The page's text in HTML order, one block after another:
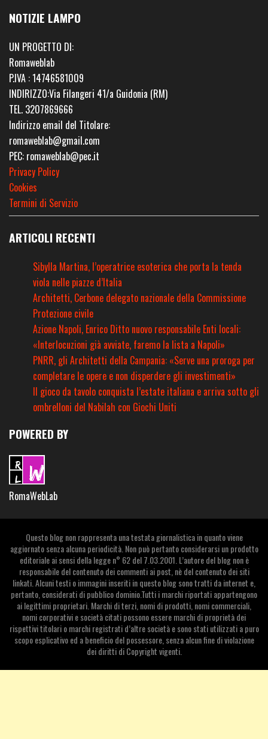
NOTIZIE LAMPO
UN PROGETTO DI:
Romaweblab
P.IVA : 14746581009
INDIRIZZO:Via Filangeri 41/a Guidonia (RM)
TEL. 3207869666
Indirizzo email del Titolare:
romaweblab@gmail.com
PEC: romaweblab@pec.it
Privacy Policy
Cookies
Termini di Servizio
ARTICOLI RECENTI
Sibylla Martina, l’operatrice esoterica che porta la tenda
viola nelle piazze d’Italia
Architetti, Cerbone delegato nazionale della Commissione
Protezione civile
Azione Napoli, Enrico Ditto nuovo responsabile Enti locali:
«Interlocuzioni già avviate, faremo la lista a Napoli»
PNRR, gli Architetti della Campania: «Serve una proroga per
completare le opere e non disperdere gli investimenti»
Il gioco da tavolo conquista l’estate italiana e arriva sotto gli
ombrelloni del Nabilah con Giochi Uniti
POWERED BY
RomaWebLab
Questo blog non rappresenta una testata giornalistica in quanto viene
aggiornato senza alcuna periodicità. Non può pertanto considerarsi un prodotto
editoriale ai sensi della legge n° 62 del 7.03.2001. L’autore del blog non è
responsabile del contenuto dei commenti ai post, nè del contenuto dei siti
linkati. Alcuni testi o immagini inseriti in questo blog sono tratti da internet e,
pertanto, considerati di pubblico dominio.Tutti i marchi riportati appartengono
ai legittimi proprietari. Marchi di terzi, nomi di prodotti, nomi commerciali,
nomi corporativi e società citati possono essere marchi di proprietà dei
rispettivi titolari o marchi registrati d’altre società e sono stati utilizzati a puro
scopo esplicativo ed a beneficio del possessore, senza alcun fine di violazione
dei diritti di Copyright vigenti.